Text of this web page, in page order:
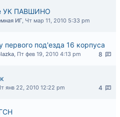
УК ПАВШИНО
ИГ, Чт мар 11, 2010 5:33 pm
первого под'езда 16 корпуса
8
, Пт фев 19, 2010 4:13 pm
4
янв 22, 2010 12:22 pm